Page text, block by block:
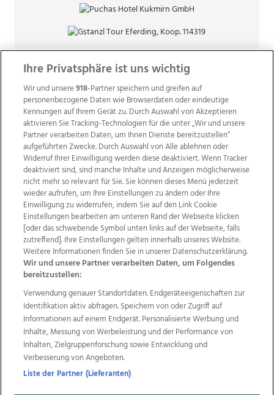
Wir über uns Mediadaten Kontakt
Jobs
Datenschutz
Impressum
AGB Anzeigekunden
AGB Website
Ehrenkodex Politische Werbung
Weitere Angebote des Medienhauses Wimmer
TV1 di-mog-i.at OÖNow
Ischler Woche
Life Radio
OÖNachrichten
OÖN Immobilien
OÖN Karriere
OÖN Reise
Promenaden Galerien
Regionaljobs
wasistlos.at wirtrauern.at
Ihre Privatsphäre ist uns wichtig
Wir und unsere918-Partner speichern und greifen auf
personenbezogene Daten wie Browserdaten oder eindeutige
Kennungen auf Ihrem Gerät zu. Durch Auswahl von Akzeptieren
aktivieren Sie Tracking-Technologien für die unter „Wir und unsere
Partner verarbeiten Daten, um Ihnen Dienste bereitzustellen“
aufgeführten Zwecke. Durch Auswahl von Alle ablehnen oder
Widerruf Ihrer Einwilligung werden diese deaktiviert. Wenn Tracker
deaktiviert sind, sind manche Inhalte und Anzeigen möglicherweise
nicht mehr so relevant für Sie. Sie können dieses Menü jederzeit
wieder aufrufen, um Ihre Einstellungen zu ändern oder Ihre
Einwilligung zu widerrufen, indem Sie auf den Link Cookie
Einstellungen bearbeiten am unteren Rand der Webseite klicken
[oder das schwebende Symbol unten links auf der Webseite, falls
zutreffend]. Ihre Einstellungen gelten innerhalb unseres Website.
Weitere Informationen finden Sie in unserer Datenschutzerklärung.
Wir und unsere Partner verarbeiten Daten, um Folgendes
bereitzustellen:
Verwendung genauer Standortdaten. Endgeräteeigenschaften zur
Identifikation aktiv abfragen. Speichern von oder Zugriff auf
Informationen auf einem Endgerät. Personalisierte Werbung und
Inhalte, Messung von Werbeleistung und der Performance von
Inhalten, Zielgruppenforschung sowie Entwicklung und
Verbesserung von Angeboten.
Liste der Partner (Lieferanten)